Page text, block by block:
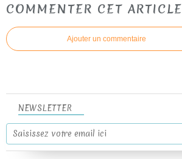
COMMENTER CET ARTICLE
Ajouter un commentaire
NEWSLETTER